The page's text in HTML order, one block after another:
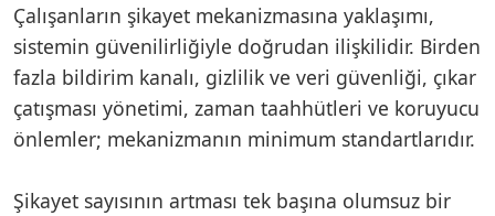
Çalışanların şikayet mekanizmasına yaklaşımı,
sistemin güvenilirliğiyle doğrudan ilişkilidir. Birden
fazla bildirim kanalı, gizlilik ve veri güvenliği, çıkar
çatışması yönetimi, zaman taahhütleri ve koruyucu
önlemler; mekanizmanın minimum standartlarıdır.
Şikayet sayısının artması tek başına olumsuz bir